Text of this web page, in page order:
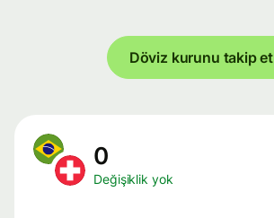
Döviz kurunu takip et
0
Değişiklik yok